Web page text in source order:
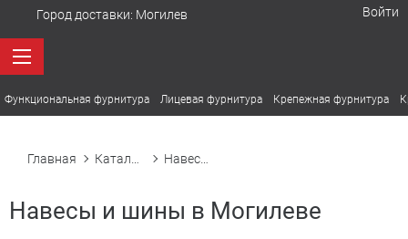
Город доставки: Могилев Войти
Функциональная фурнитура Лицевая фурнитура Крепежная фурнитура
Главная
Навесы и шины в Могилеве